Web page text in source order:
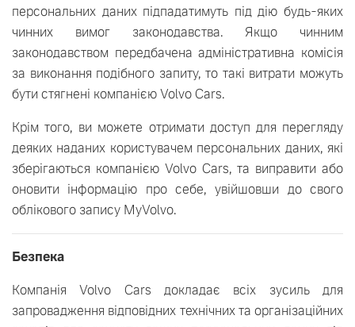
персональних даних підпадатимуть під дію будь-яких
чинних вимог законодавства. Якщо чинним
законодавством передбачена адміністративна комісія
за виконання подібного запиту, то такі витрати можуть
бути стягнені компанією Volvo Cars.
Крім того, ви можете отримати доступ для перегляду
деяких наданих користувачем персональних даних, які
зберігаються компанією Volvo Cars, та виправити або
оновити інформацію про себе, увійшовши до свого
облікового запису MyVolvo.
Безпека
Компанія Volvo Cars докладає всіх зусиль для
запровадження відповідних технічних та організаційних